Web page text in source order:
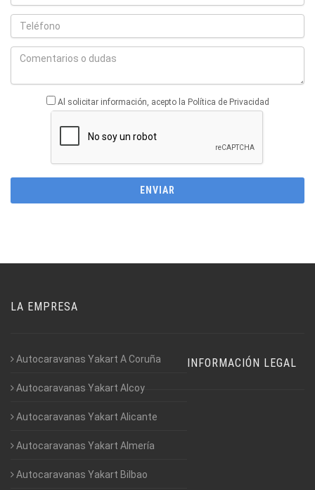
Al solicitar información, acepto la Política de Privacidad
LA EMPRESA
Autocaravanas Yakart A Coruña
Autocaravanas Yakart Alcoy
Autocaravanas Yakart Alicante
Autocaravanas Yakart Almería
Autocaravanas Yakart Bilbao
INFORMACIÓN LEGAL